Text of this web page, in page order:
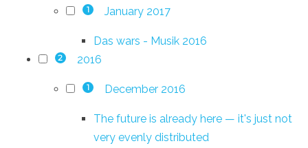
1 January 2017
Das wars - Musik 2016
2 2016
1 December 2016
The future is already here — it's just not
very evenly distributed